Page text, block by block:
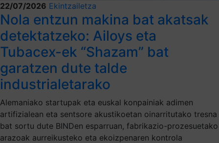
22/07/2026 Ekintzailetza
Nola entzun makina bat akatsak
detektatzeko: Ailoys eta
Tubacex-ek “Shazam” bat
garatzen dute talde
industrialetarako
Alemaniako startupak eta euskal konpainiak adimen
artifizialean eta sentsore akustikoetan oinarritutako tresna
bat sortu dute BINDen esparruan, fabrikazio-prozesuetako
arazoak aurreikusteko eta ekoizpenaren kontrola